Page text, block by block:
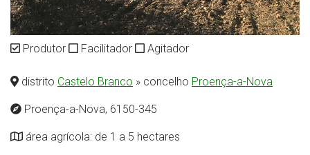
Produtor Facilitador Agitador
distrito Castelo Branco » concelho Proença-a-Nova
Proença-a-Nova, 6150-345
área agrícola: de 1 a 5 hectares